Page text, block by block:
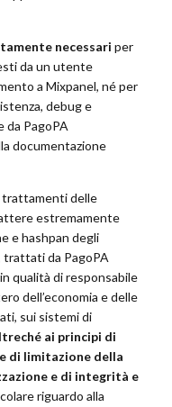
necessari per
da un utente
a Mixpanel, né per
debug e
da PagoPA
documentazione
trattamenti delle
estremamente
e hashpan degli
da PagoPA
qualità di responsabile
dell’economia e delle
sui sistemi di
ai principi di
di limitazione della
e di integrità e
riguardo alla